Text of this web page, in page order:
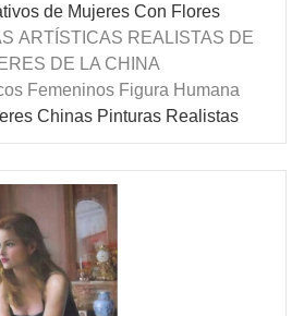
de Mujeres Con Flores
ARTÍSTICAS REALISTAS DE
DE LA CHINA
Femeninos Figura Humana
Chinas Pinturas Realistas